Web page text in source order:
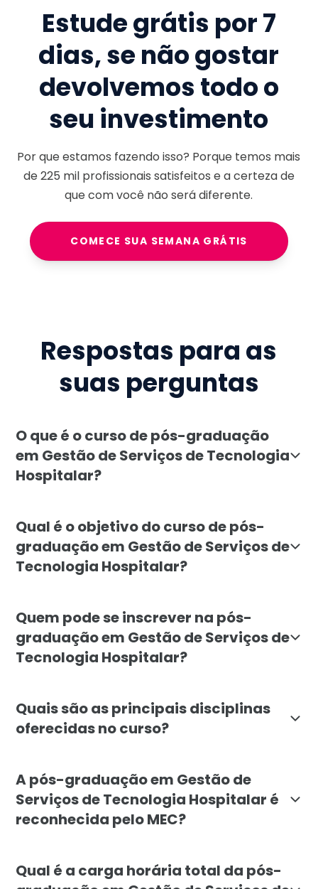
Estude grátis por 7
dias, se não gostar
devolvemos todo o
seu investimento
Por que estamos fazendo isso? Porque temos mais
de225 milprofissionais satisfeitos e a certeza de
que com você não será diferente.
COMECE SUA SEMANA GRÁTIS
Respostas para as
suas perguntas
O que é o curso de pós-graduação
em Gestão de Serviços de Tecnologia
Hospitalar?
Qual é o objetivo do curso de pós-
graduação em Gestão de Serviços de
Tecnologia Hospitalar?
Quem pode se inscrever na pós-
graduação em Gestão de Serviços de
Tecnologia Hospitalar?
Quais são as principais disciplinas
oferecidas no curso?
A pós-graduação em Gestão de
Serviços de Tecnologia Hospitalar é
reconhecida pelo MEC?
Qual é a carga horária total da pós-